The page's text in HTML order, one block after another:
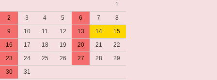
1
2
3 4 5 6 7
8
9
10 11 12 13 14
15
16
17 18 19 20 21
22
23
24 25 26 27 28
29
30
31